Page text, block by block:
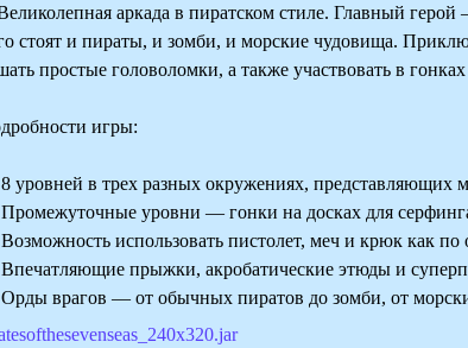
аркада в пиратском стиле. Главный
стоят и пираты, и зомби, и морские чудовища.
простые головоломки, а также участвовать в
игры:
уровней в трех разных окружениях, представляющих
уровни — гонки на досках для
использовать пистолет, меч и крюк как по
прыжки, акробатические этюды и
врагов — от обычных пиратов до зомби, от